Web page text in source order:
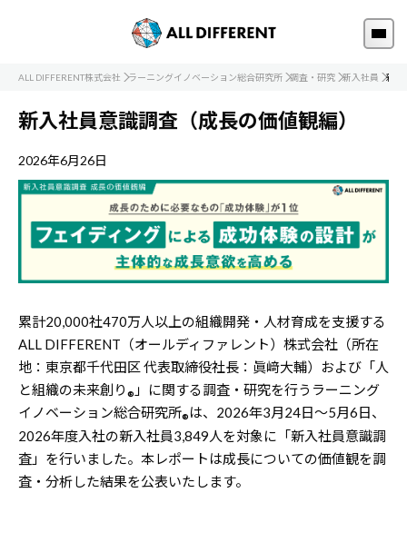
ALL DIFFERENT株式会社 ラーニングイノベーション総合研究所 調査・研究 新入社員 新入
新入社員意識調査（成長の価値観編）
2026年6月26日
累計20,000社470万人以上の組織開発・人材育成を支援する
ALL DIFFERENT（オールディファレント）株式会社（所在
地：東京都千代田区 代表取締役社長：眞﨑大輔）および「人
と組織の未来創り® 」に関する調査・研究を行うラーニング
イノベーション総合研究所®は、2026年3月24日～5月6日、
2026年度入社の新入社員3,849人を対象に「新入社員意識調
査」を行いました。本レポートは成長についての価値観を調
査・分析した結果を公表いたします。